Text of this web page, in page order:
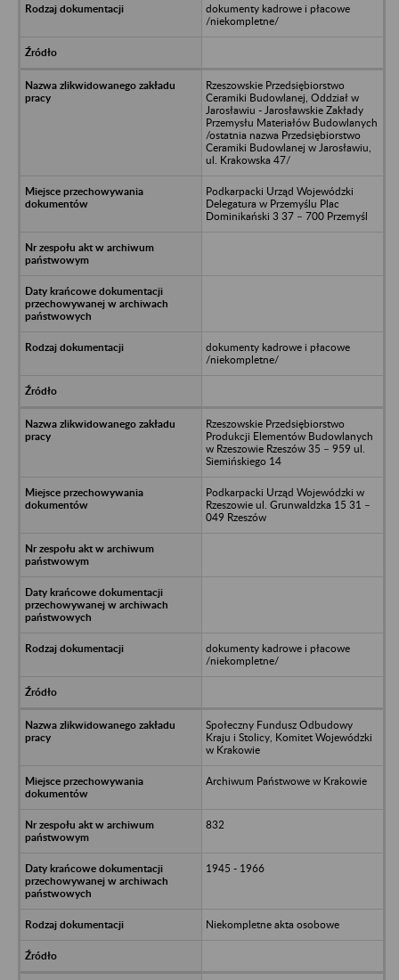
dokumenty kadrowe i płacowe
/niekompletne/
Rzeszowskie Przedsiębiorstwo
Ceramiki Budowlanej, Oddział w
Jarosławiu - Jarosławskie Zakłady
Przemysłu Materiałów Budowlanych
/ostatnia nazwa Przedsiębiorstwo
Ceramiki Budowlanej w Jarosławiu,
ul. Krakowska 47/
Podkarpacki Urząd Wojewódzki
Delegatura w Przemyślu Plac
Dominikański 3 37 – 700 Przemyśl
dokumenty kadrowe i płacowe
/niekompletne/
Rzeszowskie Przedsiębiorstwo
Produkcji Elementów Budowlanych
w Rzeszowie Rzeszów 35 – 959 ul.
Siemińskiego 14
Podkarpacki Urząd Wojewódzki w
Rzeszowie ul. Grunwaldzka 15 31 –
049 Rzeszów
dokumenty kadrowe i płacowe
/niekompletne/
Społeczny Fundusz Odbudowy
Kraju i Stolicy, Komitet Wojewódzki
w Krakowie
Archiwum Państwowe w Krakowie
832
1945 - 1966
Niekompletne akta osobowe